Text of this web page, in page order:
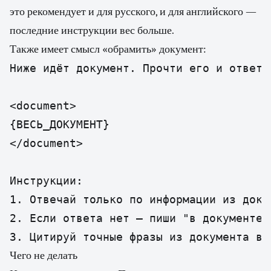
это рекомендует и для русского, и для английского —
последние инструкции вес больше.
Также имеет смысл «обрамить» документ:
Ниже идёт документ. Прочти его и
<document>
{ВЕСЬ_ДОКУМЕНТ}
</document>
Инструкции:
1. Отвечай только по информации из
2. Если ответа нет — пиши "в документе
3. Цитируй точные фразы из документа в
Чего не делать